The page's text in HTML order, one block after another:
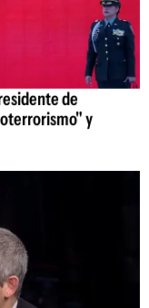
de
y